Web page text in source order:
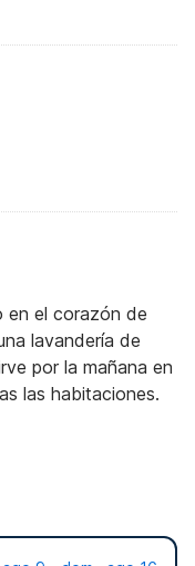
en el corazón de
lavandería de
por la mañana en
las habitaciones.